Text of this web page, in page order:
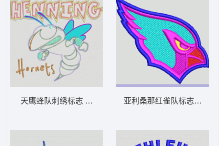
天鹰蜂队刺绣标志 蜜蜂 章仔标志布贴徽章
亚利桑那红雀队标志刺绣